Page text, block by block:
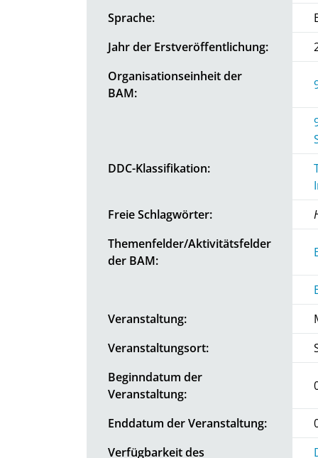
Sprache:
Jahr der Erstveröffentlichung:
Organisationseinheit der
BAM:
DDC-Klassifikation:
Freie Schlagwörter:
Themenfelder/Aktivitätsfelder
der BAM:
Veranstaltung:
Veranstaltungsort:
Beginndatum der
Veranstaltung:
Enddatum der Veranstaltung:
Verfügbarkeit des